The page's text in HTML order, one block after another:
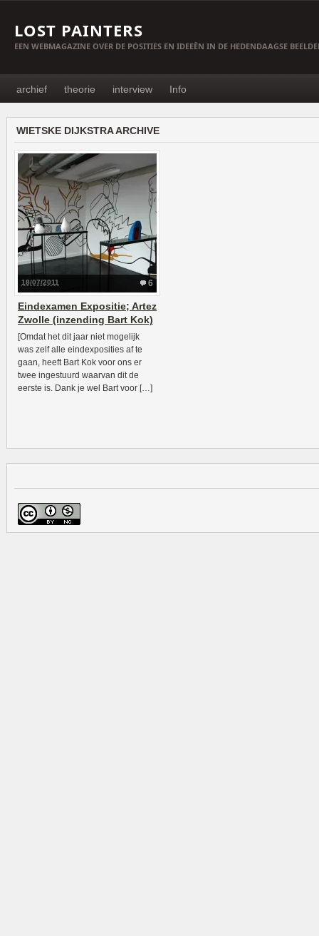
LOST PAINTERS
EEN WEBMAGAZINE OVER DE POSITIES EN IDEEËN IN DE HEDENDAAGSE
archief theorie interview Info
WIETSKE DIJKSTRA ARCHIVE
6
18/07/2011
Eindexamen Expositie; Artez
Zwolle (inzending Bart Kok)
[Omdat het dit jaar niet mogelijk
was zelf alle eindexposities af te
gaan, heeft Bart Kok voor ons er
twee ingestuurd waarvan dit de
eerste is. Dank je wel Bart voor […]